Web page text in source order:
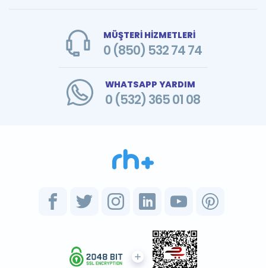
MÜŞTERİ HİZMETLERİ
0 (850) 532 74 74
WHATSAPP YARDIM
0 (532) 365 01 08